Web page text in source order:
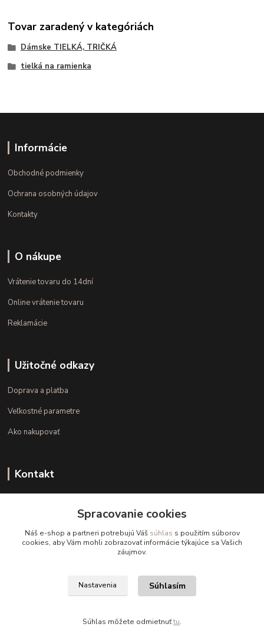
Tovar zaradený v kategóriách
Dámske TIELKÁ, TRIČKÁ
tielká na ramienka
Informácie
Obchodné podmienky
Ochrana osobných údajov
Kontakty
O nákupe
Vrátenie tovaru do 14dní
Online vrátenie tovaru
Reklamácie
Užitočné odkazy
Doprava a platba
Veľkostné parametre
Ako nakupovať
Kontakt
(Po.-Pi. 10.00 - 15.00)
info@kvalitnaBielizen.sk
Copyright © kvalitnabielizen.sk
Spracovanie cookies
Náš e-shop a partneri potrebujú Váš súhlas s použitím súborov
cookies, aby Vám mohli zobrazovať informácie týkajúce sa Vašich
záujmov.
Nastavenia Súhlasím
Súhlas môžete odmietnuťtu.